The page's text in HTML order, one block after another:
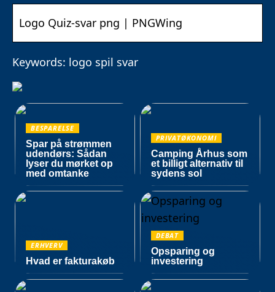
Logo Quiz-svar png | PNGWing
Keywords: logo spil svar
BESPARELSE
Spar på strømmen
udendørs: Sådan
lyser du mørket op
med omtanke
PRIVATØKONOMI
Camping Århus som
et billigt alternativ til
sydens sol
ERHVERV
Hvad er fakturakøb
DEBAT
Opsparing og
investering